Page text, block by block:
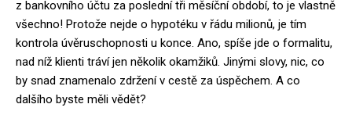
z bankovního účtu za poslední tři měsíční období, to je vlastně
všechno! Protože nejde o hypotéku v řádu milionů, je tím
kontrola úvěruschopnosti u konce. Ano, spíše jde o formalitu,
nad níž klienti tráví jen několik okamžiků. Jinými slovy, nic, co
by snad znamenalo zdržení v cestě za úspěchem. A co
dalšího byste měli vědět?